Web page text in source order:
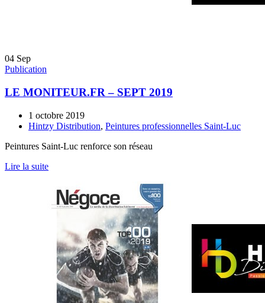
04 Sep
Publication
LE MONITEUR.FR – SEPT 2019
1 octobre 2019
Hintzy Distribution, Peintures professionnelles Saint-Luc
Peintures Saint-Luc renforce son réseau
Lire la suite